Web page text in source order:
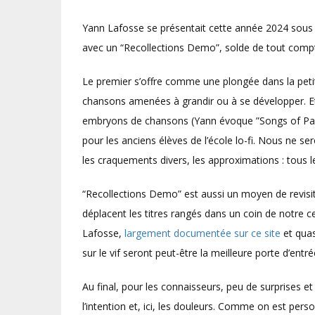
Yann Lafosse se présentait cette année 2024
avec un “Recollections Demo”, solde de tout
Le premier s’offre comme une plongée dans la
chansons amenées à grandir ou à se développer.
embryons de chansons (Yann évoque ”Songs of
pour les anciens élèves de l’école lo-fi. Nous ne
les craquements divers, les approximations :
“Recollections Demo” est aussi un moyen de
déplacent les titres rangés dans un coin de notre
Lafosse, largement documentée sur ce site et
sur le vif seront peut-être la meilleure porte
Au final, pour les connaisseurs, peu de surprises
l’intention et, ici, les douleurs. Comme on est